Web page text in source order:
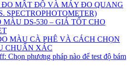
ĐO MẬT ĐỘ VÀ MÁY ĐO QUANG
SPECTROPHOTOMETER)
DS-530 – GIÁ TỐT CHO
MÀU CÀ PHÊ VÀ CÁCH CHỌN
CHUẨN XÁC
Chọn phương pháp nào để test độ bám